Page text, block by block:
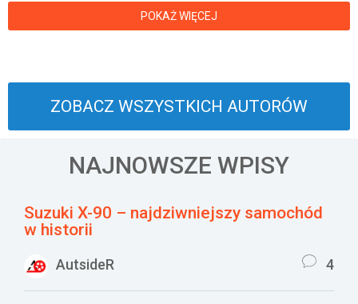
POKAŻ WIĘCEJ
ZOBACZ WSZYSTKICH AUTORÓW
NAJNOWSZE WPISY
Suzuki X-90 – najdziwniejszy samochód
w historii
AutsideR 4